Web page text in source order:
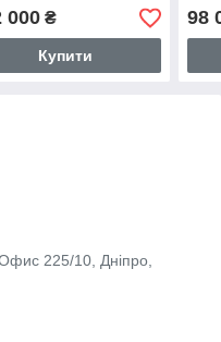
000₴
Купити
98
225/10, Дніпро,